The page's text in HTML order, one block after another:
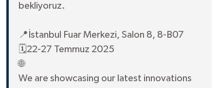
bekliyoruz.
📍İstanbul Fuar Merkezi, Salon 8, 8-B07
🗓️22-27 Temmuz 2025
🌐
We are showcasing our latest innovations